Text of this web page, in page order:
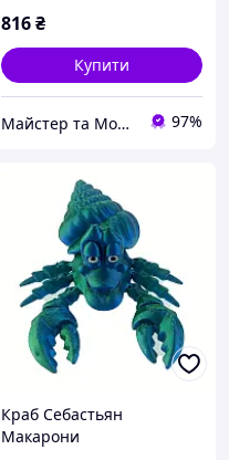
816₴
Купити
Майстер та Модниця 97%
Краб Себастьян
Макарони